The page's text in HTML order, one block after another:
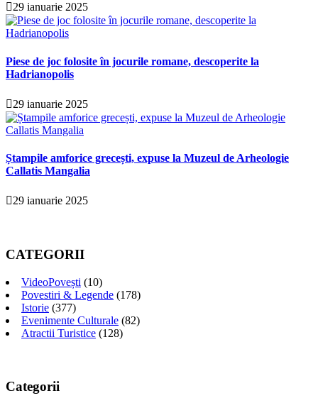
29 ianuarie 2025
Piese de joc folosite în jocurile romane, descoperite la
Hadrianopolis
29 ianuarie 2025
Ștampile amforice grecești, expuse la Muzeul de Arheologie
Callatis Mangalia
29 ianuarie 2025
CATEGORII
VideoPovești (10)
Povestiri & Legende (178)
Istorie (377)
Evenimente Culturale (82)
Atractii Turistice (128)
Categorii